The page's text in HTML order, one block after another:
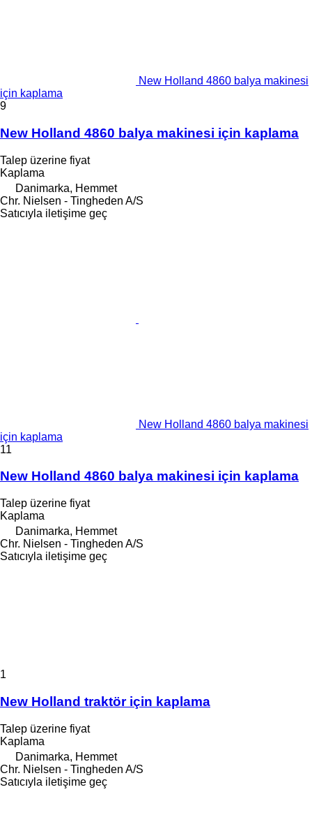
New Holland 4860 balya makinesi
için kaplama
9
New Holland 4860 balya makinesi için kaplama
Talep üzerine fiyat
Kaplama
Danimarka, Hemmet
Chr. Nielsen - Tingheden A/S
Satıcıyla iletişime geç
New Holland 4860 balya makinesi
için kaplama
11
New Holland 4860 balya makinesi için kaplama
Talep üzerine fiyat
Kaplama
Danimarka, Hemmet
Chr. Nielsen - Tingheden A/S
Satıcıyla iletişime geç
1
New Holland traktör için kaplama
Talep üzerine fiyat
Kaplama
Danimarka, Hemmet
Chr. Nielsen - Tingheden A/S
Satıcıyla iletişime geç